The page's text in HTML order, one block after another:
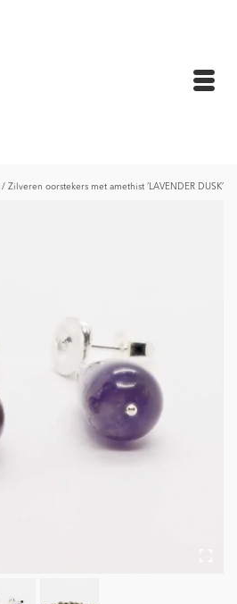
/ Zilveren oorstekers met amethist ‘LAVENDER DUSK’